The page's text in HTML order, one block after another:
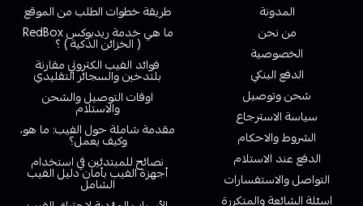
المدونة
من نحن
الخصوصية
الدفع البنكي
شحن وتوصيل
سياسة الاسترجاع
الشروط والاحكام
الدفع عند الاستلام
التواصل والاستفسارات
اسئلة الشائعة والمتكررة
طريقة خطوات الطلب من الموقع
ما هي خدمة ريدبوكس RedBox
( الخزائن الذكية ) ؟
فوائد الفيب الكتروني مقارنة
بلتدخين والسجائر التقليدي
اوقات التوصيل والشحن
والاستلام
مقدمة شاملة حول الفيب: ما هو،
وكيف يعمل؟
نصائح للمبتدئين في استخدام
أجهزة الفيب بأمان دليل الفيب
الشامل